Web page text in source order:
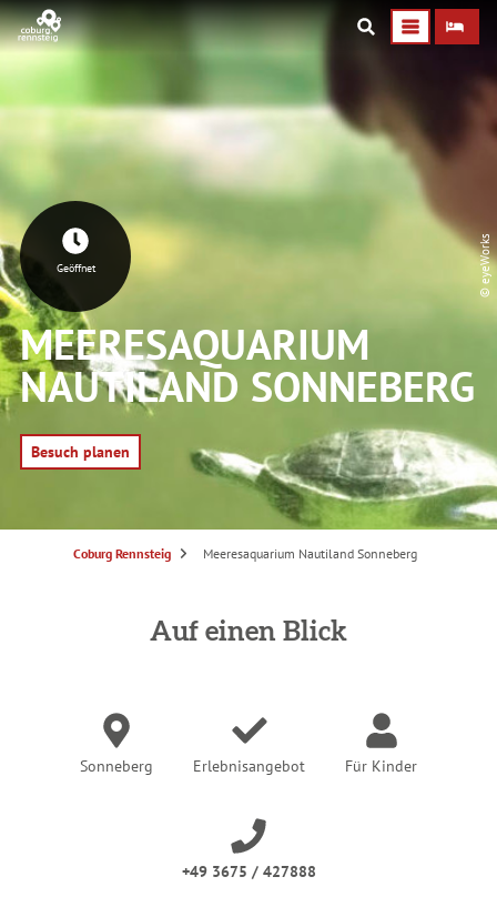
© eyeWorks
Geöffnet
MEERESAQUARIUM
NAUTILAND SONNEBERG
Besuch planen
S
Coburg Rennsteig Meeresaquarium Nautiland Sonneberg
Auf einen Blick
Sonneberg Erlebnisangebot Für Kinder
+49 3675 / 427888